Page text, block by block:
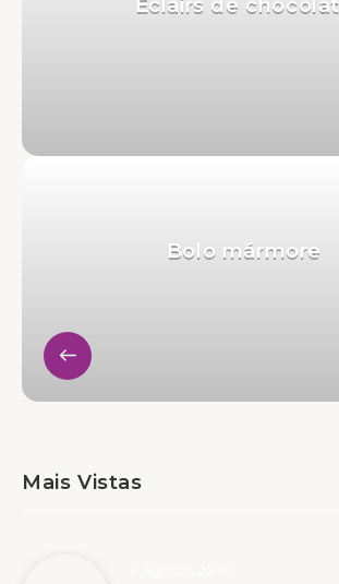
Éclairs de
Bolo mármore
Mais Vistas